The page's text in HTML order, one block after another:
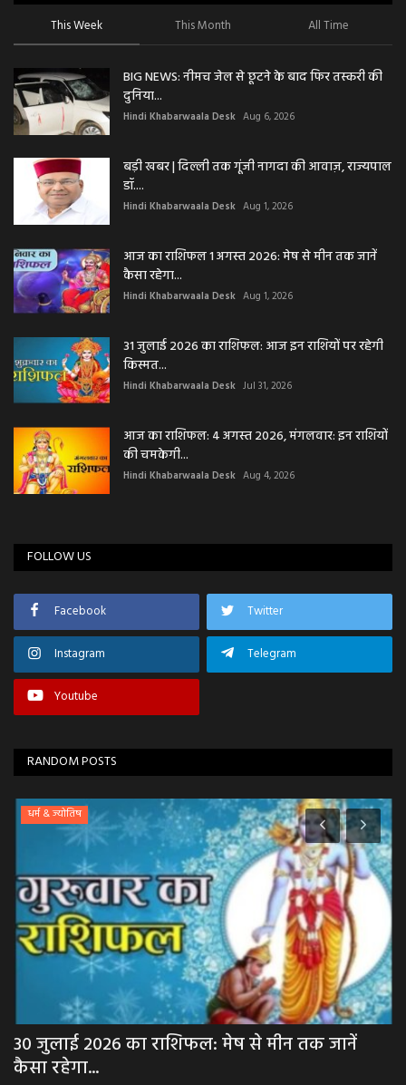
This Week This Month All Time
BIG NEWS: नीमच जेल से छूटने के बाद फिर तस्करी की
दुनिया...
Hindi Khabarwaala Desk Aug 6, 2026
बड़ी खबर | दिल्ली तक गूंजी नागदा की आवाज़, राज्यपाल
डॉ....
Hindi Khabarwaala Desk Aug 1, 2026
आज का राशिफल 1 अगस्त 2026: मेष से मीन तक जानें
कैसा रहेगा...
Hindi Khabarwaala Desk Aug 1, 2026
31 जुलाई 2026 का राशिफल: आज इन राशियों पर रहेगी
किस्मत...
Hindi Khabarwaala Desk Jul 31, 2026
आज का राशिफल: 4 अगस्त 2026, मंगलवार: इन राशियों
की चमकेगी...
Hindi Khabarwaala Desk Aug 4, 2026
FOLLOW US
Facebook Twitter
Instagram Telegram
Youtube
RANDOM POSTS
धर्म & ज्योतिष
30 जुलाई 2026 का राशिफल: मेष से मीन तक जानें
कैसा रहेगा...